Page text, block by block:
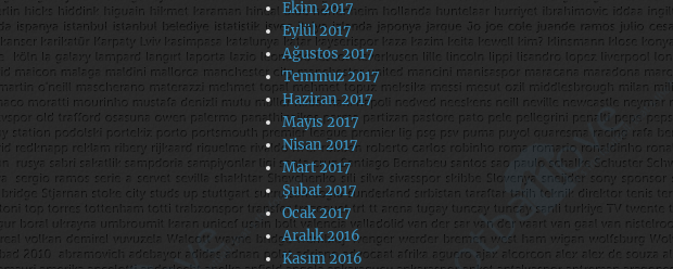
Ekim 2017
Eylül 2017
Ağustos 2017
Temmuz 2017
Haziran 2017
Mayıs 2017
Nisan 2017
Mart 2017
Şubat 2017
Ocak 2017
Aralık 2016
Kasım 2016